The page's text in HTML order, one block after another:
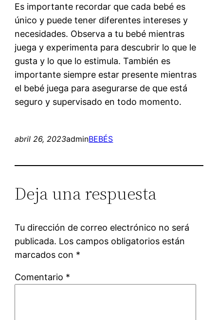
Es importante recordar que cada bebé es
único y puede tener diferentes intereses y
necesidades. Observa a tu bebé mientras
juega y experimenta para descubrir lo que le
gusta y lo que lo estimula. También es
importante siempre estar presente mientras
el bebé juega para asegurarse de que está
seguro y supervisado en todo momento.
abril 26, 2023adminBEBÉS
Deja una respuesta
Tu dirección de correo electrónico no será
publicada. Los campos obligatorios están
marcados con *
Comentario *